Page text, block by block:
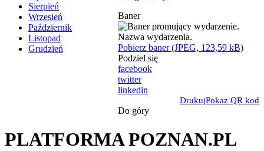
Sierpień
Wrzesień
Październik
Listopad
Grudzień
Baner
Pobierz baner (JPEG, 123,59 kB)
Podziel się
facebook
twitter
linkedin
DrukujPokaż QR kod
Do góry
PLATFORMA POZNAN.PL